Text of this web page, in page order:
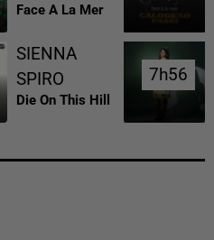
Face A La Mer
SIENNA
SPIRO
Die On This Hill
7h56
7h56